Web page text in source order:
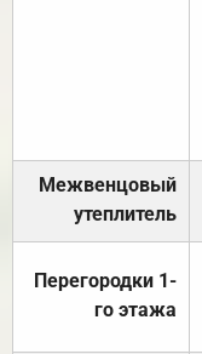
Межвенцовый
утеплитель
Перегородки 1-
го этажа